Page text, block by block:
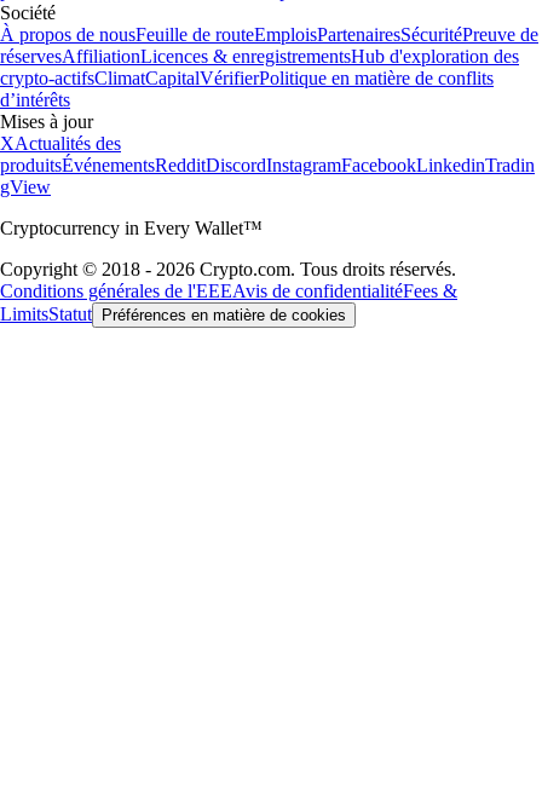
Société
À propos de nousFeuille de routeEmploisPartenairesSécuritéPreuve de
réservesAffiliationLicences & enregistrementsHub d'exploration des
crypto-actifsClimatCapitalVérifierPolitique en matière de conflits
d’intérêts
Mises à jour
XActualités des
produitsÉvénementsRedditDiscordInstagramFacebookLinkedinTradin
gView
Cryptocurrency in Every Wallet™
Copyright © 2018 - 2026 Crypto.com. Tous droits réservés.
Conditions générales de l'EEEAvis de confidentialitéFees &
LimitsStatut Préférences en matière de cookies